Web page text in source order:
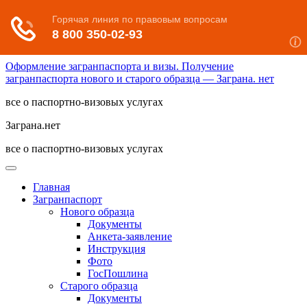
Оформление загранпаспорта и визы. Получение
загранпаспорта нового и старого образца — Заграна. нет
все о паспортно-визовых услугах
Заграна.нет
все о паспортно-визовых услугах
Главная
Загранпаспорт
Нового образца
Документы
Анкета-заявление
Инструкция
Фото
ГосПошлина
Старого образца
Документы